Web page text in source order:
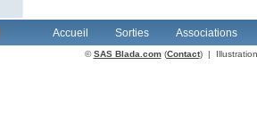
Accueil Sorties Associations
©SAS Blada.com(Contact) |